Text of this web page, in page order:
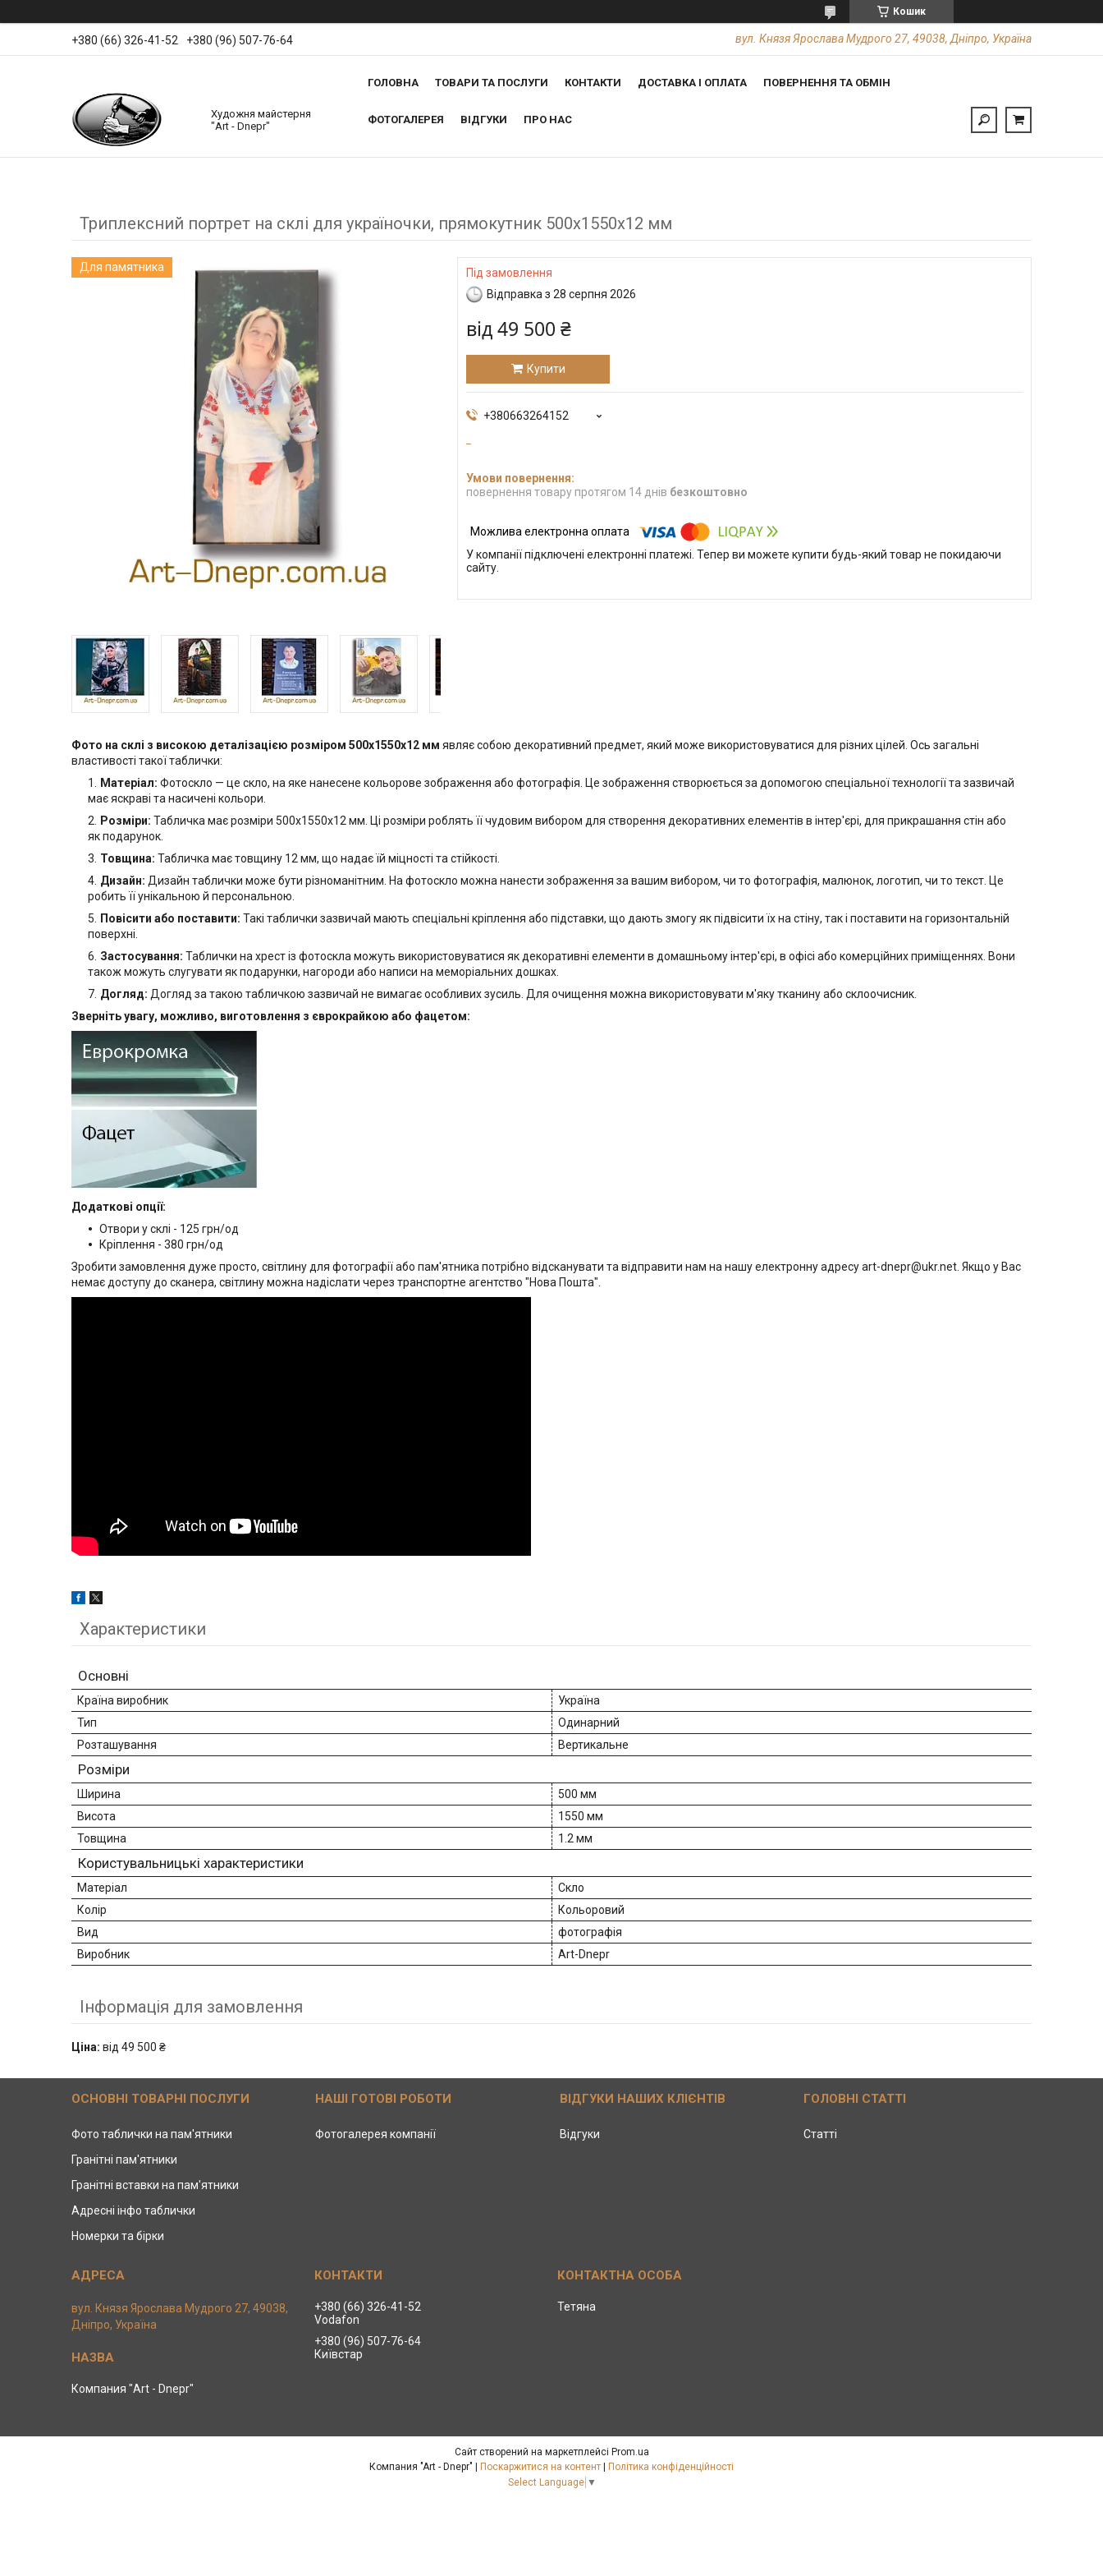
Кошик
+380 (66) 326-41-52 +380 (96) 507-76-64 вул. Князя Ярослава Мудрого 27, 49038, Дніпро, Україна
Художня майстерня
"Art - Dnepr"
ГОЛОВНА ТОВАРИ ТА ПОСЛУГИ КОНТАКТИ ДОСТАВКА І ОПЛАТА ПОВЕРНЕННЯ ТА ОБМІН
ФОТОГАЛЕРЕЯ ВІДГУКИ ПРО НАС
Триплексний портрет на склі для україночки, прямокутник 500х1550х12 мм
Для памятника
Під замовлення
Відправка з 28 серпня 2026
від49 500 ₴
Купити
+380663264152
повернення товару протягом 14 днів безкоштовно
У компанії підключені електронні платежі. Тепер ви можете купити будь-який товар не покидаючи
сайту.
Фото на склі з високою деталізацією розміром 500х1550x12 мм являє собою декоративний предмет, який може використовуватися для різних цілей. Ось загальні
властивості такої таблички:
Матеріал: Фотоскло — це скло, на яке нанесене кольорове зображення або фотографія. Це зображення створюється за допомогою спеціальної технології та зазвичай
має яскраві та насичені кольори.
Розміри: Табличка має розміри 500х1550х12 мм. Ці розміри роблять її чудовим вибором для створення декоративних елементів в інтер'єрі, для прикрашання стін або
як подарунок.
Товщина: Табличка має товщину 12 мм, що надає їй міцності та стійкості.
Дизайн: Дизайн таблички може бути різноманітним. На фотоскло можна нанести зображення за вашим вибором, чи то фотографія, малюнок, логотип, чи то текст. Це
робить її унікальною й персональною.
Повісити або поставити: Такі таблички зазвичай мають спеціальні кріплення або підставки, що дають змогу як підвісити їх на стіну, так і поставити на горизонтальній
поверхні.
Застосування: Таблички на хрест із фотоскла можуть використовуватися як декоративні елементи в домашньому інтер'єрі, в офісі або комерційних приміщеннях. Вони
також можуть слугувати як подарунки, нагороди або написи на меморіальних дошках.
Догляд: Догляд за такою табличкою зазвичай не вимагає особливих зусиль. Для очищення можна використовувати м'яку тканину або склоочисник.
Зверніть увагу, можливо, виготовлення з єврокрайкою або фацетом:
Додаткові опції:
Отвори у склі - 125 грн/од
Кріплення - 380 грн/од
Зробити замовлення дуже просто, світлину для фотографії або пам'ятника потрібно відсканувати та відправити нам на нашу електронну адресу art-dnepr@ukr.net. Якщо у Вас
немає доступу до сканера, світлину можна надіслати через транспортне агентство "Нова Пошта".
Характеристики
Основні
Країна виробник
Україна
Тип
Одинарний
Розташування
Вертикальне
Розміри
Ширина
500 мм
Висота
1550 мм
Товщина
1.2 мм
Користувальницькі характеристики
Матеріал
Скло
Колір
Кольоровий
Вид
фотографія
Виробник
Art-Dnepr
Інформація для замовлення
Ціна: від 49 500 ₴
ОСНОВНІ ТОВАРНІ ПОСЛУГИ
Фото таблички на пам'ятники
Гранітні пам'ятники
Гранітні вставки на пам'ятники
Адресні інфо таблички
Номерки та бірки
НАШІ ГОТОВІ РОБОТИ
Фотогалерея компанії
ВІДГУКИ НАШИХ КЛІЄНТІВ
Відгуки
ГОЛОВНІ СТАТТІ
Статті
вул. Князя Ярослава Мудрого 27, 49038,
Дніпро, Україна
Компания "Art - Dnepr"
+380 (66) 326-41-52
Vodafon
+380 (96) 507-76-64
Київстар
Тетяна
Сайт створений на маркетплейсі Prom.ua
Поскаржитися на контент
Політика конфіденційності
Select Language ▼